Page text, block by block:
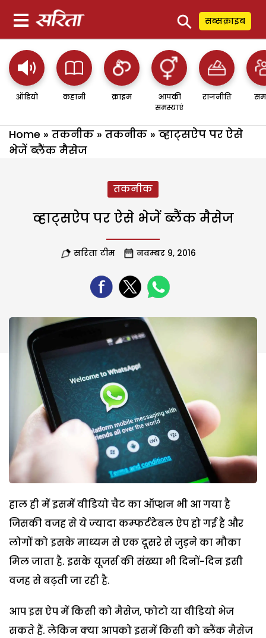
⚲ सब्सक्राइब
ऑडियो कहानी क्राइम
आपकी
समस्याएं
राजनीति
Home » तकनीक » तकनीक » व्‍हाट्सऐप पर ऐसे
भेजें ब्‍लैंक मैसेज
तकनीक
व्‍हाट्सऐप पर ऐसे भेजें ब्‍लैंक मैसेज
सरिता टीम नवम्बर 9, 2016
हाल ही में इसमें वीडियो चैट का ऑप्‍शन भी आ गया है
जिसकी वजह से ये ज्‍यादा कम्‍फर्टटेबल ऐप हो गई है और
लोगों को इसके माध्‍यम से एक दूसरे से जुड़ने का मौका
मिल जाता है. इसके यूजर्स की संख्‍या भी दिनों-दिन इसी
वजह से बढ़ती जा रही है.
आप इस ऐप में किसी को मैसेज, फोटो या वीडियो भेज
सकते हैं. लेकिन क्‍या आपको इसमें किसी को ब्‍लैंक मैसेज